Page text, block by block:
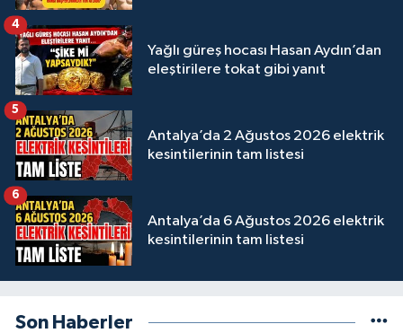
Yağlı güreş hocası Hasan Aydın’dan
eleştirilere tokat gibi yanıt
4
Antalya’da 2 Ağustos 2026 elektrik
kesintilerinin tam listesi
5
Antalya’da 6 Ağustos 2026 elektrik
kesintilerinin tam listesi
6
Son Haberler